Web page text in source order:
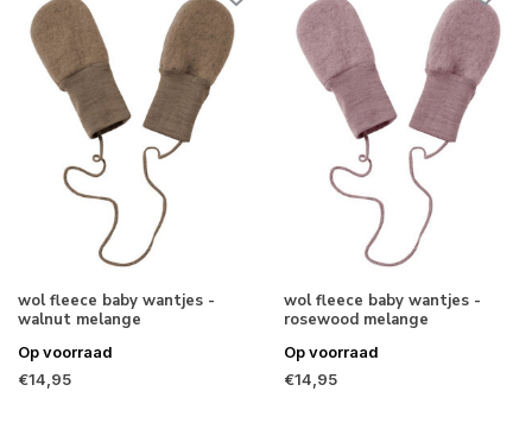
wol fleece baby wantjes -
walnut melange
Op voorraad
€14,95
wol fleece baby wantjes -
rosewood melange
Op voorraad
€14,95